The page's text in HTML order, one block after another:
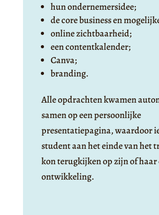
hun ondernemersidee;
de core business en
online zichtbaarheid;
een contentkalender;
Canva;
branding.
Alle opdrachten kwamen
samen op een persoonlijke
presentatiepagina, waardoor
student aan het einde van het
kon terugkijken op zijn of haar
ontwikkeling.